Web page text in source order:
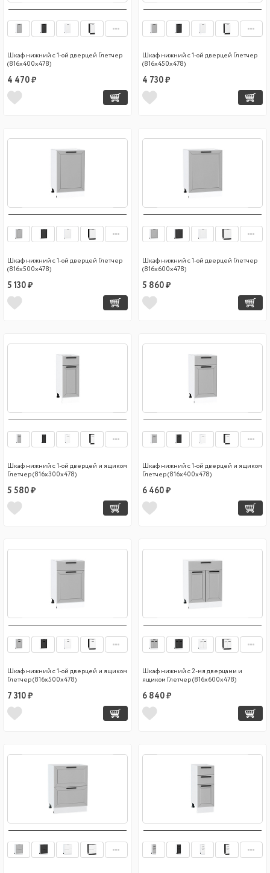
Шкаф нижний с 1-ой дверцей Глетчер
(816х400х478)
4 470 ₽
Шкаф нижний с 1-ой дверцей Глетчер
(816х450х478)
4 730 ₽
Шкаф нижний с 1-ой дверцей Глетчер
(816х500х478)
5 130 ₽
Шкаф нижний с 1-ой дверцей Глетчер
(816х600х478)
5 860 ₽
Шкаф нижний с 1-ой дверцей и ящиком
Глетчер (816х300х478)
5 580 ₽
Шкаф нижний с 1-ой дверцей и ящиком
Глетчер (816х400х478)
6 460 ₽
Шкаф нижний с 1-ой дверцей и ящиком
Глетчер (816х500х478)
7 310 ₽
Шкаф нижний с 2-мя дверцами и
ящиком Глетчер (816х600х478)
6 840 ₽